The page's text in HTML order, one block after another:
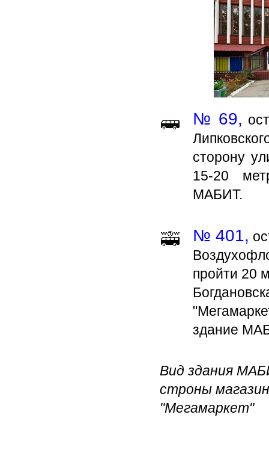
№ 69,
сторону
15-20
МАБИТ.
№ 401,
пройти 20
здание
Вид здания
строны
"Мегамаркет"